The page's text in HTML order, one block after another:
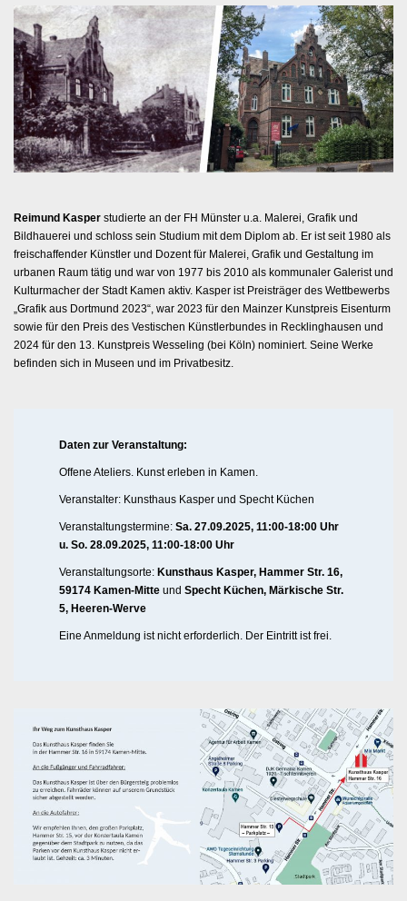
Reimund Kasper studierte an der FH Münster u.a. Malerei, Grafik und
Bildhauerei und schloss sein Studium mit dem Diplom ab. Er ist seit 1980 als
freischaffender Künstler und Dozent für Malerei, Grafik und Gestaltung im
urbanen Raum tätig und war von 1977 bis 2010 als kommunaler Galerist und
Kulturmacher der Stadt Kamen aktiv. Kasper ist Preisträger des Wettbewerbs
„Grafik aus Dortmund 2023“, war 2023 für den Mainzer Kunstpreis Eisenturm
sowie für den Preis des Vestischen Künstlerbundes in Recklinghausen und
2024 für den 13. Kunstpreis Wesseling (bei Köln) nominiert. Seine Werke
befinden sich in Museen und im Privatbesitz.
Daten zur Veranstaltung:
Offene Ateliers. Kunst erleben in Kamen.
Veranstalter: Kunsthaus Kasper und Specht Küchen
Veranstaltungstermine: Sa. 27.09.2025, 11:00-18:00 Uhr
u. So. 28.09.2025, 11:00-18:00 Uhr
Veranstaltungsorte: Kunsthaus Kasper, Hammer Str. 16,
59174 Kamen-Mitte und Specht Küchen, Märkische Str.
5, Heeren-Werve
Eine Anmeldung ist nicht erforderlich. Der Eintritt ist frei.